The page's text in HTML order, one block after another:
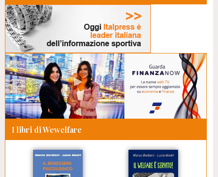
I libri di Wewelfare